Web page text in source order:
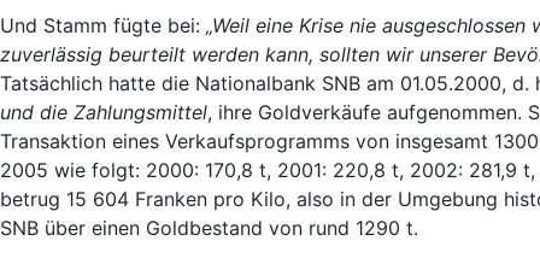
Und Stamm fügte bei: „Weil eine Krise nie
zuverlässig beurteilt werden kann, sollten wir unserer
Tatsächlich hatte die Nationalbank SNB am 01.05.2000,
und die Zahlungsmittel, ihre Goldverkäufe aufgenommen.
Transaktion eines Verkaufsprogramms von insgesamt
2005 wie folgt: 2000: 170,8 t, 2001: 220,8 t, 2002: 281,9
betrug 15 604 Franken pro Kilo, also in der Umgebung
SNB über einen Goldbestand von rund 1290 t.